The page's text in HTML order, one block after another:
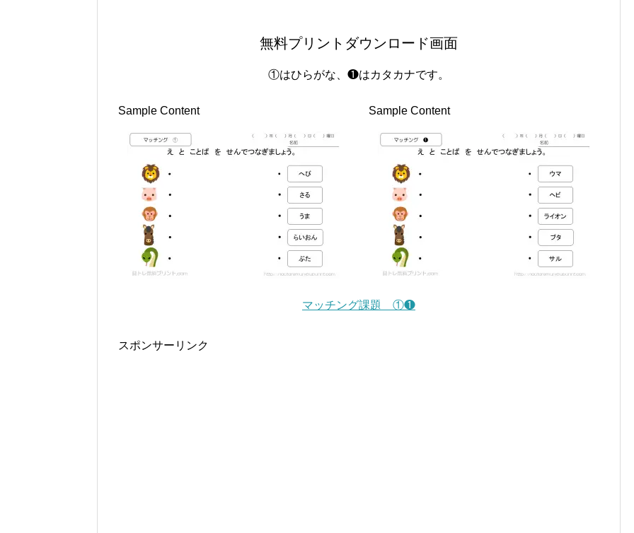
無料プリントダウンロード画面
①はひらがな、❶はカタカナです。
Sample Content Sample Content
マッチング課題 ①❶
スポンサーリンク